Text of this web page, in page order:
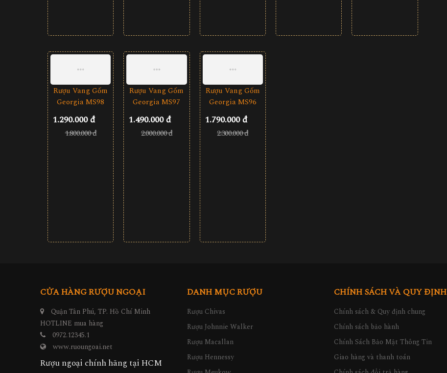
CỬA HÀNG RƯỢU NGOẠI
Quận Tân Phú, TP. Hồ Chí Minh
HOTLINE mua hàng
0972.12345.1
www.ruoungoai.net
Rượu ngoại chính hãng tại HCM
DANH MỤC RƯỢU
Rượu Chivas
Rượu Johnnie Walker
Rượu Macallan
Rượu Hennessy
CHÍNH SÁCH VÀ QUY ĐỊNH
Chính sách & Quy định chung
Chính sách bảo hành
Chính Sách Bảo Mật Thông Tin
Giao hàng và thanh toán